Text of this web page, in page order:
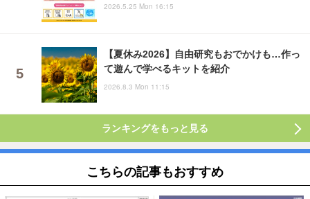
2026.5.25 Mon 16:15
【夏休み2026】自由研究もおでかけも…作っ
て遊んで学べるキットを紹介
2026.8.3 Mon 11:15
ランキングをもっと見る
こちらの記事もおすすめ